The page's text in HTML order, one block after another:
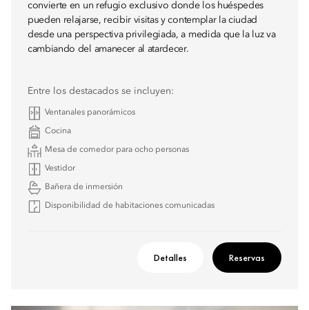
convierte en un refugio exclusivo donde los huéspedes
pueden relajarse, recibir visitas y contemplar la ciudad
desde una perspectiva privilegiada, a medida que la luz va
cambiando del amanecer al atardecer.
Entre los destacados se incluyen:
Ventanales panorámicos
Cocina
Mesa de comedor para ocho personas
Vestidor
Bañera de inmersión
Disponibilidad de habitaciones comunicadas
Detalles Reservas